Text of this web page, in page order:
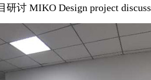
研讨MIKO Design project